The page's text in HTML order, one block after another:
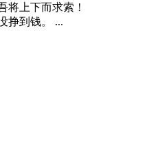
将上下而求索！
挣到钱。 ...